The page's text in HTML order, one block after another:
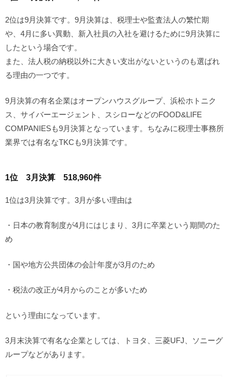
2位は9月決算です。9月決算は、税理士や監査法人の繁忙期
や、4月に多い異動、新入社員の入社を避けるために9月決算に
したという場合です。
また、法人税の納税以外に大きい支出がないというのも選ばれ
る理由の一つです。
9月決算の有名企業はオープンハウスグループ、浜松ホトニク
ス、サイバーエージェント、スシローなどのFOOD&LIFE
COMPANIESも9月決算となっています。ちなみに税理士事務所
業界では有名なTKCも9月決算です。
1位 3月決算 518,960件
1位は3月決算です。3月が多い理由は
・日本の教育制度が4月にはじまり、3月に卒業という期間のた
め
・国や地方公共団体の会計年度が3月のため
・税法の改正が4月からのことが多いため
という理由になっています。
3月末決算で有名な企業としては、トヨタ、三菱UFJ、ソニーグ
ループなどがあります。